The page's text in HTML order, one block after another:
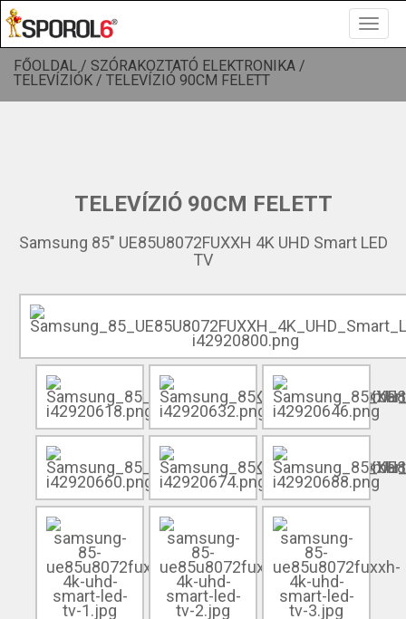
Toggle
FŐOLDAL / SZÓRAKOZTATÓ ELEKTRONIKA /
TELEVÍZIÓK / TELEVÍZIÓ 90CM FELETT
TELEVÍZIÓ 90CM FELETT
Samsung 85" UE85U8072FUXXH 4K UHD Smart LED
TV